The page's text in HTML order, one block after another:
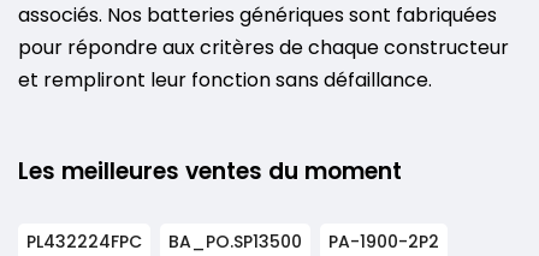
associés. Nos batteries génériques sont fabriquées
pour répondre aux critères de chaque constructeur
et rempliront leur fonction sans défaillance.
Les meilleures ventes du moment
PL432224FPC BA_PO.SP13500
PA-1900-2P2